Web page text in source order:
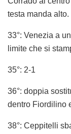
testa manda
33°: Venezia a
limite che si
35°: 2-1
36°: doppia
dentro Fiordilino
38°: Ceppitelli